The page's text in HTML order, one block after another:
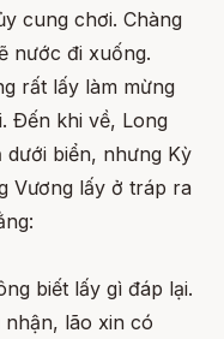
cung chơi. Chàng
nước đi xuống.
rất lấy làm mừng
Ðến khi về, Long
dưới biển, nhưng Kỳ
Vương lấy ở tráp ra
biết lấy gì đáp lại.
nhận, lão xin có